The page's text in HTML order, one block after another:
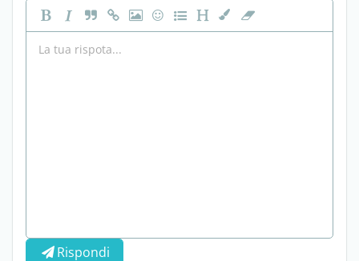
Rispondi